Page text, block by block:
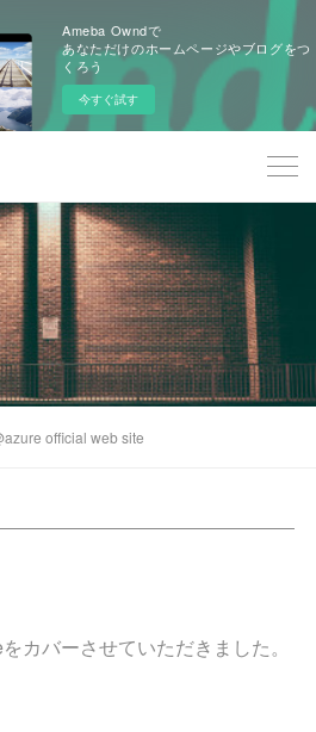
Ameba Owndで
あなただけのホームページやブログをつ
くろう
今すぐ試す
official web site
カバーさせていただきました。